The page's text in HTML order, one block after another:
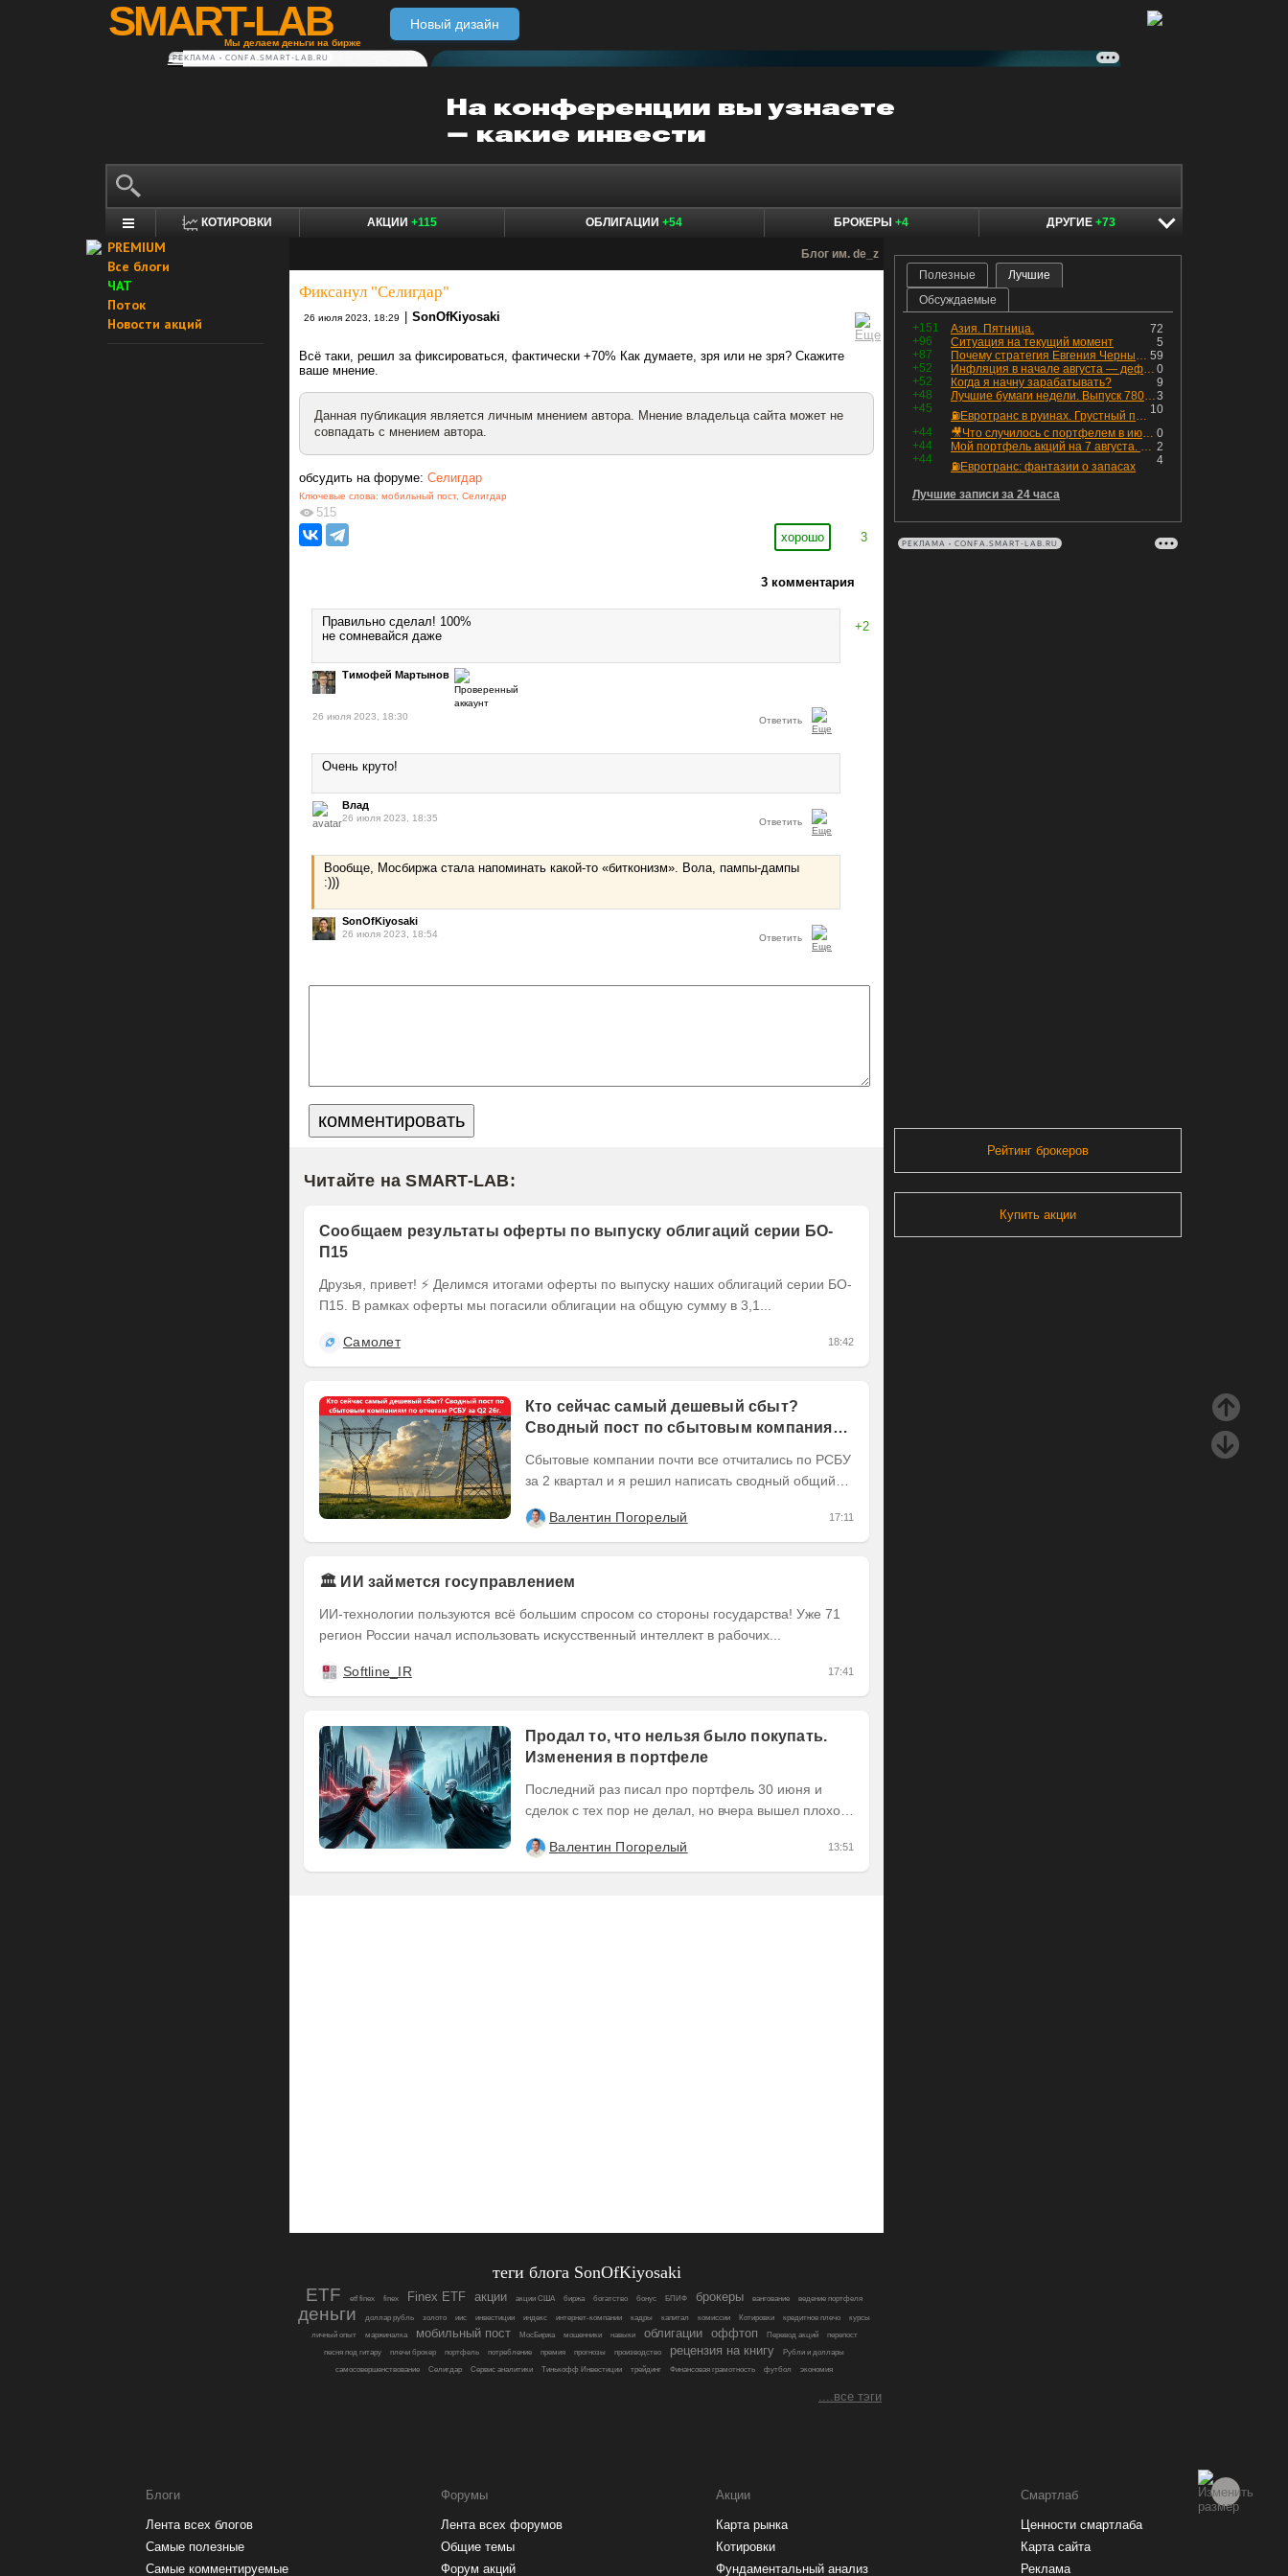
SMART-LAB
Мы делаем деньги на бирже
Новый дизайн
РЕКЛАМА • CONFA.SMART-LAB.RU
КОТИРОВКИ АКЦИИ +115 ОБЛИГАЦИИ +54 БРОКЕРЫ +4 ДРУГИЕ +73
PREMIUM
Все блоги
ЧАТ
Поток
Новости акций
Блог им. de_z
Фиксанул "Селигдар"
26 июля 2023, 18:29 SonOfKiyosaki
Всё таки, решил за фиксироваться, фактически +70% Как думаете, зря или не зря? Скажите
ваше мнение.
Данная публикация является личным мнением автора. Мнение владельца сайта может не
совпадать с мнением автора.
обсудить на форуме: Селигдар
Ключевые слова: мобильный пост, Селигдар
515
хорошо
3
3 комментария
+2
Правильно сделал! 100%
не сомневайся даже
Тимофей Мартынов
26 июля 2023, 18:30 Ответить
Очень круто!
Влад
26 июля 2023, 18:35 Ответить
Вообще, Мосбиржа стала напоминать какой-то «битконизм». Вола, пампы-дампы
:)))
SonOfKiyosaki
26 июля 2023, 18:54 Ответить
Читайте на SMART-LAB:
Сообщаем результаты оферты по выпуску облигаций серии БО-
П15
Друзья, привет! ⚡️ Делимся итогами оферты по выпуску наших облигаций серии БО-
П15. В рамках оферты мы погасили облигации на общую сумму в 3,1...
Самолет 18:42
Кто сейчас самый дешевый сбыт?
Сводный пост по сбытовым компаниям
Сбытовые компании почти все отчитались по РСБУ
за 2 квартал и я решил написать сводный общий
Валентин Погорелый
17:11
🏛️ ИИ займется госуправлением
ИИ-технологии пользуются всё большим спросом со стороны государства! Уже 71
регион России начал использовать искусственный интеллект в рабочих...
Softline_IR 17:41
Продал то, что нельзя было покупать.
Изменения в портфеле
Последний раз писал про портфель 30 июня и
сделок с тех пор не делал, но вчера вышел плохой
Валентин Погорелый
13:51
Полезные
Лучшие
Обсуждаемые
+151 72
Азия. Пятница.
+96
5
Ситуация на текущий момент
+87
59
Почему стратегия Евгения Черных приведет вас к убыткам в 2026 году
+52
0
Инфляция в начале августа — дефляция из-за топлива и плодоовощной корзины, но услуги продолжают дорожать, а рубль начал ослабевать.
+52
9
Когда я начну зарабатывать?
+48
3
Лучшие бумаги недели. Выпуск 780 – обновления для пятницы
+45
10
⛽️Евротранс в руинах. Грустный пост😶😞 Что изменилось в облигациях?
+44
0
🎥Что случилось с портфелем в июле - честный разбор / Инвестировать Просто
+44
2
Мой портфель акций на 7 августа. Покупки активов и реинвестирование дивидендов. Создание пассивного дохода
+44
4
⛽️Евротранс: фантазии о запасах
Лучшие записи за 24 часа
РЕКЛАМА • CONFA.SMART-LAB.RU
Рейтинг брокеров
Купить акции
теги блога SonOfKiyosaki
ETF etf finex finex Finex ETF акции акции США биржа богатство бонус БПИФ брокеры вангование ведение портфеля
деньги доллар рубль золото иис инвестиции индекc интернет-компании кадры капитал комиссии Котировки кредитное плечо
курсы
личный опыт
маржиналка мобильный пост МосБиржа мошенники навыки облигации оффтоп Перевод акций
перепост
песня под гитару
плечи брокер портфель потребление премия прогнозы производство рецензия на книгу
Рубли и доллары
самосовершенствование
Селигдар Сервис аналитики Тинькофф Инвестиции трейдинг Финансовая грамотность футбол экономия
....все тэги
Блоги
Лента всех блогов
Самые полезные
Самые комментируемые
Форумы
Лента всех форумов
Общие темы
Форум акций
Акции
Карта рынка
Котировки
Фундаментальный анализ
Смартлаб
Ценности смартлаба
Карта сайта
Реклама